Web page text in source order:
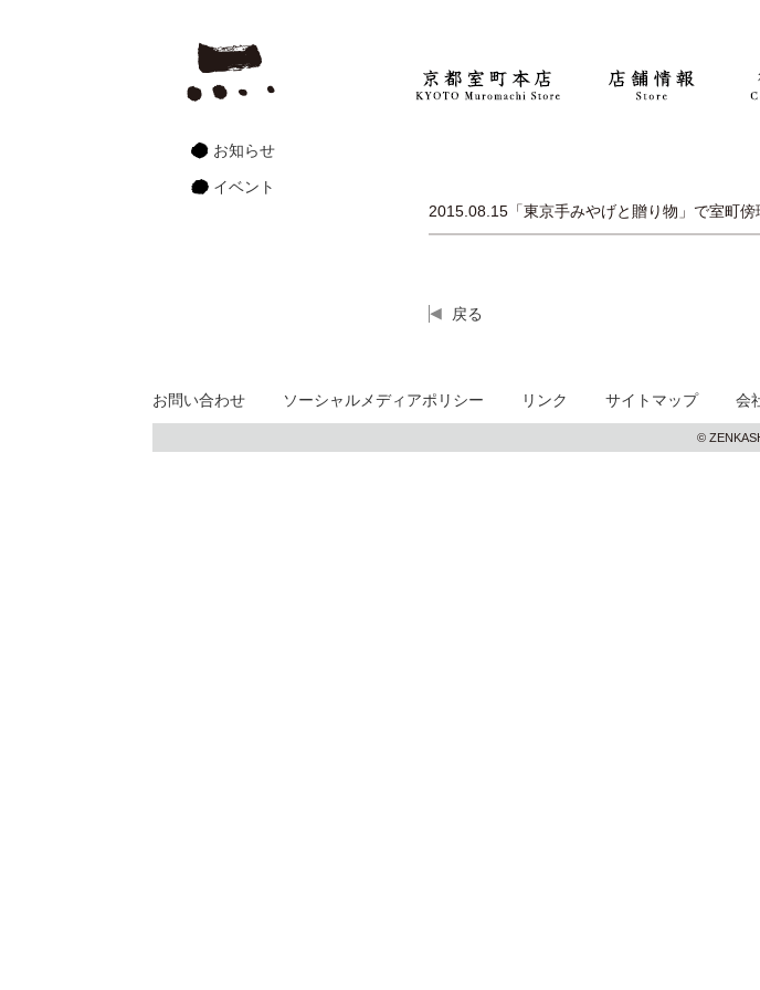
2015.08.15「東京手みやげと贈り物」で室町傍
戻る
お知らせ
イベント
お問い合わせ ソーシャルメディアポリシー リンク サイトマップ 会
©